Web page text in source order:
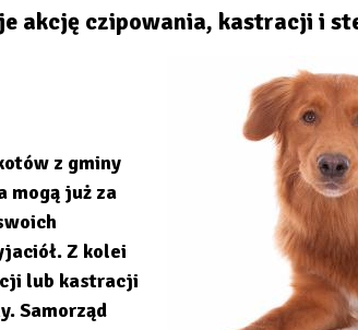
akcję czipowania, kastracji i
z gminy
mogą już za
Z kolei
lub kastracji
Samorząd